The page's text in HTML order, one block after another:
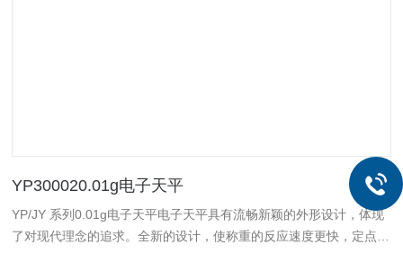
YP300020.01g电子天平
YP/JY 系列0.01g电子天平电子天平具有流畅新颖的外形设计，体现
了对现代理念的追求。全新的设计，使称重的反应速度更快，定点更